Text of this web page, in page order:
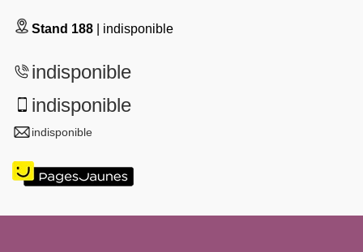
Stand 188 | indisponible
indisponible
indisponible
indisponible